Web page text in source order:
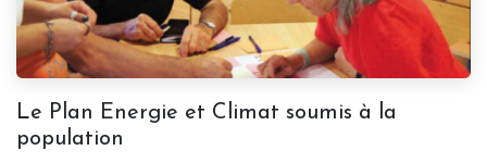
Le Plan Energie et Climat soumis à la
population